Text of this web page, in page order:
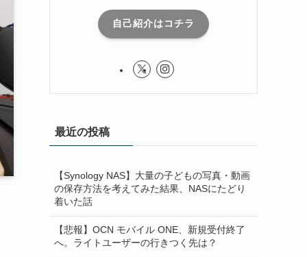
自己紹介はコチラ
最近の投稿
【Synology NAS】大量の子どもの写真・動画
の保存方法を考えてみた結果、NASにたどり
着いた話
【悲報】OCN モバイル ONE、新規受付終了
へ。ライトユーザーの行きつく先は？